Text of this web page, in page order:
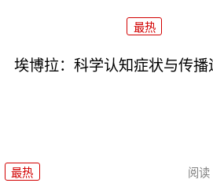
最热
埃博拉：科学认知症状与传播
最热 阅读